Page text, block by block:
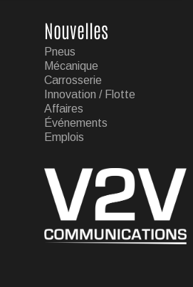
Nouvelles
Pneus
Mécanique
Carrosserie
Innovation / Flotte
Affaires
Événements
Emplois